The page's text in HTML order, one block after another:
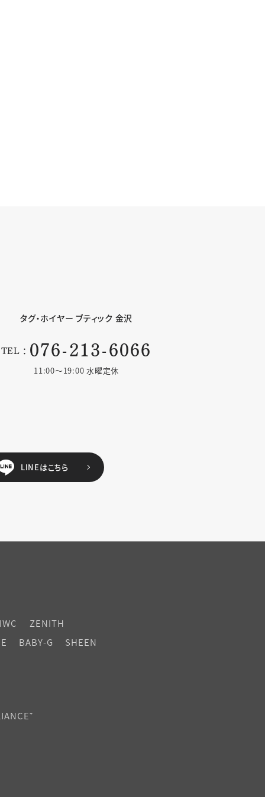
タグ・ホイヤーブティック 金沢
TEL： 076-213-6066
11:00〜19:00 水曜定休
LINEはこちら
IWC
ZENITH
BABY-G SHEEN